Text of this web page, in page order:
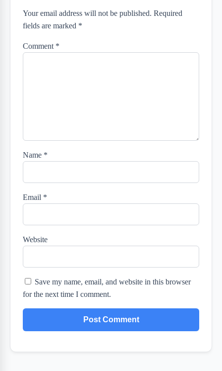
Your email address will not be published. Required
fields are marked *
Comment *
Name *
Email *
Website
Save my name, email, and website in this browser
for the next time I comment.